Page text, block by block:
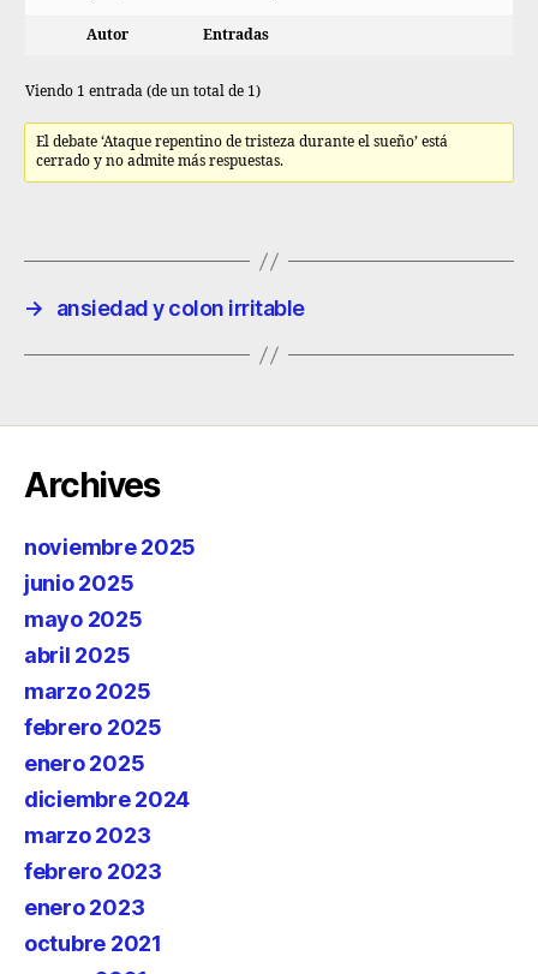
Autor Entradas
Viendo 1 entrada (de un total de 1)
El debate ‘Ataque repentino de tristeza durante el sueño’ está
cerrado y no admite más respuestas.
→ ansiedad y colon irritable
Archives
noviembre 2025
junio 2025
mayo 2025
abril 2025
marzo 2025
febrero 2025
enero 2025
diciembre 2024
marzo 2023
febrero 2023
enero 2023
octubre 2021